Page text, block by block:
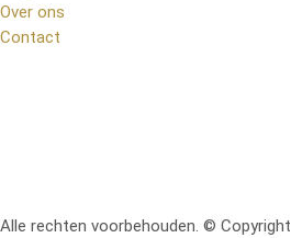
Over ons
Contact
Alle rechten voorbehouden. © Copyright